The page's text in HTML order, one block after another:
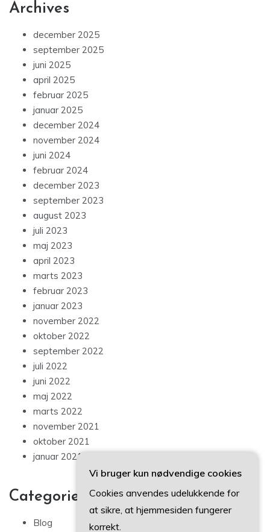
Archives
december 2025
september 2025
juni 2025
april 2025
februar 2025
januar 2025
december 2024
november 2024
juni 2024
februar 2024
december 2023
september 2023
august 2023
juli 2023
maj 2023
april 2023
marts 2023
februar 2023
januar 2023
november 2022
oktober 2022
september 2022
juli 2022
juni 2022
maj 2022
marts 2022
november 2021
oktober 2021
januar 2021
Categories
Blog
Vi bruger kun nødvendige cookies
Cookies anvendes udelukkende for
at sikre, at hjemmesiden fungerer
korrekt.